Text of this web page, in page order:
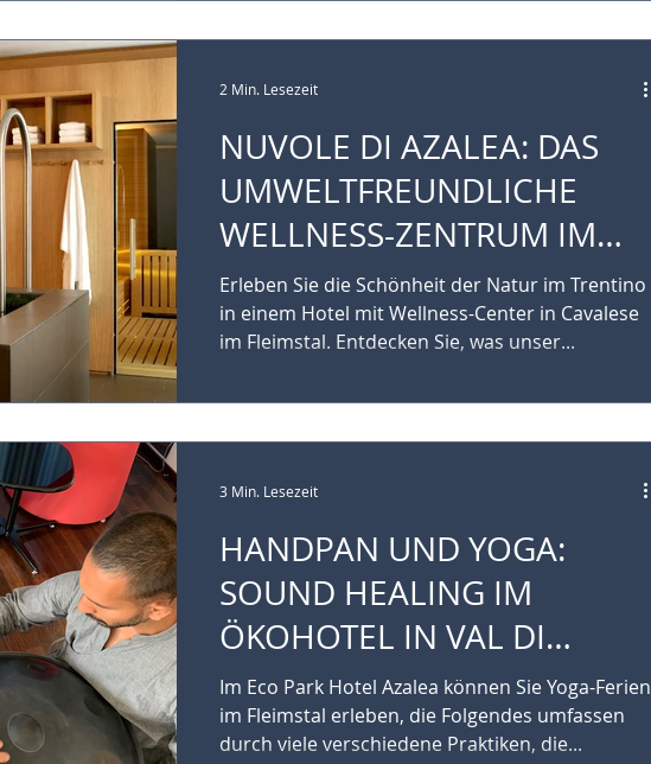
NUVOLE DI AZALEA: DAS
UMWELTFREUNDLICHE
WELLNESS-ZENTRUM IM
ECO PARK HOTEL AZALEA IN
VAL DI FIEMME
Erleben Sie die Schönheit der Natur im Trentino
in einem Hotel mit Wellness-Center in Cavalese
im Fleimstal. Entdecken Sie, was unser...
2 Min. Lesezeit
HANDPAN UND YOGA:
SOUND HEALING IM
ÖKOHOTEL IN VAL DI
FIEMME
Im Eco Park Hotel Azalea können Sie Yoga-Ferien
im Fleimstal erleben, die Folgendes umfassen
durch viele verschiedene Praktiken, die...
3 Min. Lesezeit